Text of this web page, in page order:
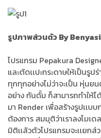
รูปภาพส่วนตัว By
โปรแกรม Pepakura
และตัดเเปะกระดาษให้เป็นรูป
ทุกทุกอย่างไม่ว่าจะเป็น หุ่นย
อย่าง กันดั้ม ก็สามารถทำให้
มา Render เพื่อสร้างรูปเเบ
ต้องการ สมมุติว่าเราลงโมเ
มิติเเล้วตัวโปรแกรมจะเเยก